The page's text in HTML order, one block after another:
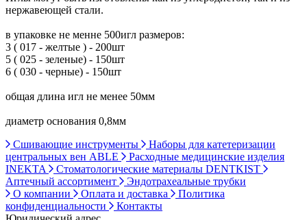
нержавеющей стали.
в упаковке не менне 500игл размеров:
3 ( 017 - желтые ) - 200шт
5 ( 025 - зеленые) - 150шт
6 ( 030 - черные) - 150шт
общая длина игл не менее 50мм
диаметр основания 0,8мм
Сшивающие инструменты
Наборы для катетеризации
центральных вен ABLE
Расходные медицинские изделия
INEKTA
Стоматологические материалы DENTKIST
Аптечный ассортимент
Эндотрахеальные трубки
О компании
Оплата и доставка
Политика
конфиденциальности
Контакты